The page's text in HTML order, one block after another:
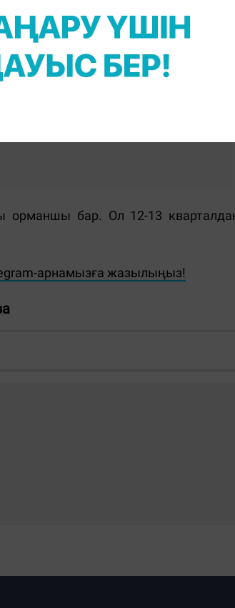
2003 жылы маусымдық
болып та жұмыс істеген.
- біздің басты міндетіміз", -
орманшы бар. Ол 12-13
арнамызға жазылыңыз!